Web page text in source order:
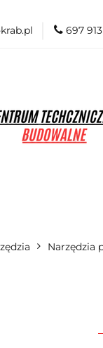
697
Narzędzia